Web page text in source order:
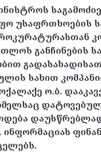
უსაფრთხოების
განჩინების
სახით
ო.ბ.
ინფორმაციას